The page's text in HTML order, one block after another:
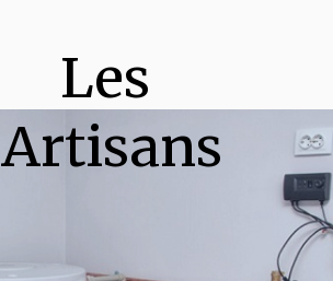
Les
Artisans